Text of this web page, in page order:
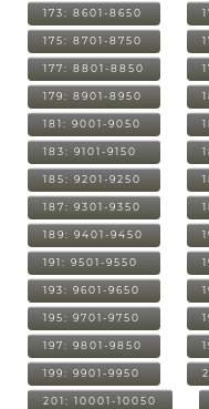
173: 8601-8650
175: 8701-8750
177: 8801-8850
179: 8901-8950
181: 9001-9050
183: 9101-9150
185: 9201-9250
187: 9301-9350
189: 9401-9450
191: 9501-9550
193: 9601-9650
195: 9701-9750
197: 9801-9850
199: 9901-9950
201: 10001-10050